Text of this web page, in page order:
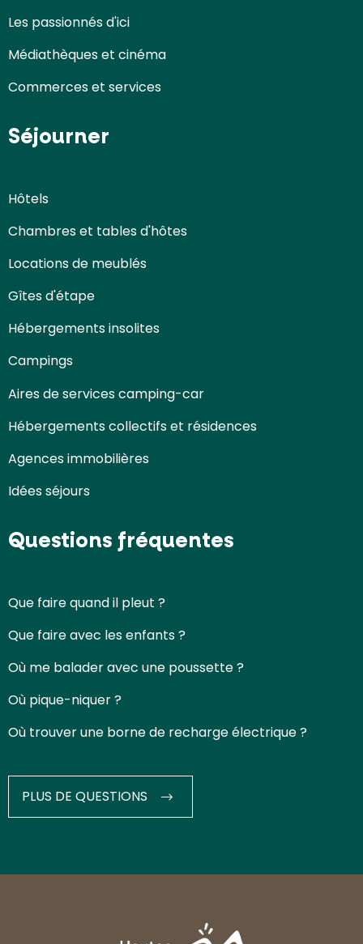
Les passionnés d'ici
Médiathèques et cinéma
Commerces et services
Séjourner
Hôtels
Chambres et tables d'hôtes
Locations de meublés
Gîtes d'étape
Hébergements insolites
Campings
Aires de services camping-car
Hébergements collectifs et résidences
Agences immobilières
Idées séjours
Questions fréquentes
Que faire quand il pleut ?
Que faire avec les enfants ?
Où me balader avec une poussette ?
Où pique-niquer ?
Où trouver une borne de recharge électrique ?
PLUS DE QUESTIONS